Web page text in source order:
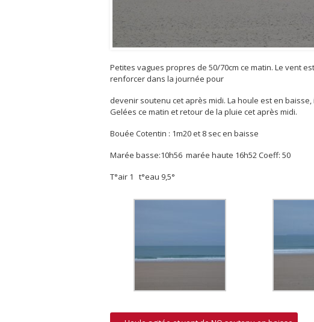
Petites vagues propres de 50/70cm ce matin. Le vent
renforcer dans la journée pour
devenir soutenu cet après midi. La houle est en
Gelées ce matin et retour de la pluie cet après midi.
Bouée Cotentin : 1m20 et 8 sec en baisse
Marée basse:10h56 marée haute 16h52 Coeff: 50
T°air 1 t°eau 9,5°